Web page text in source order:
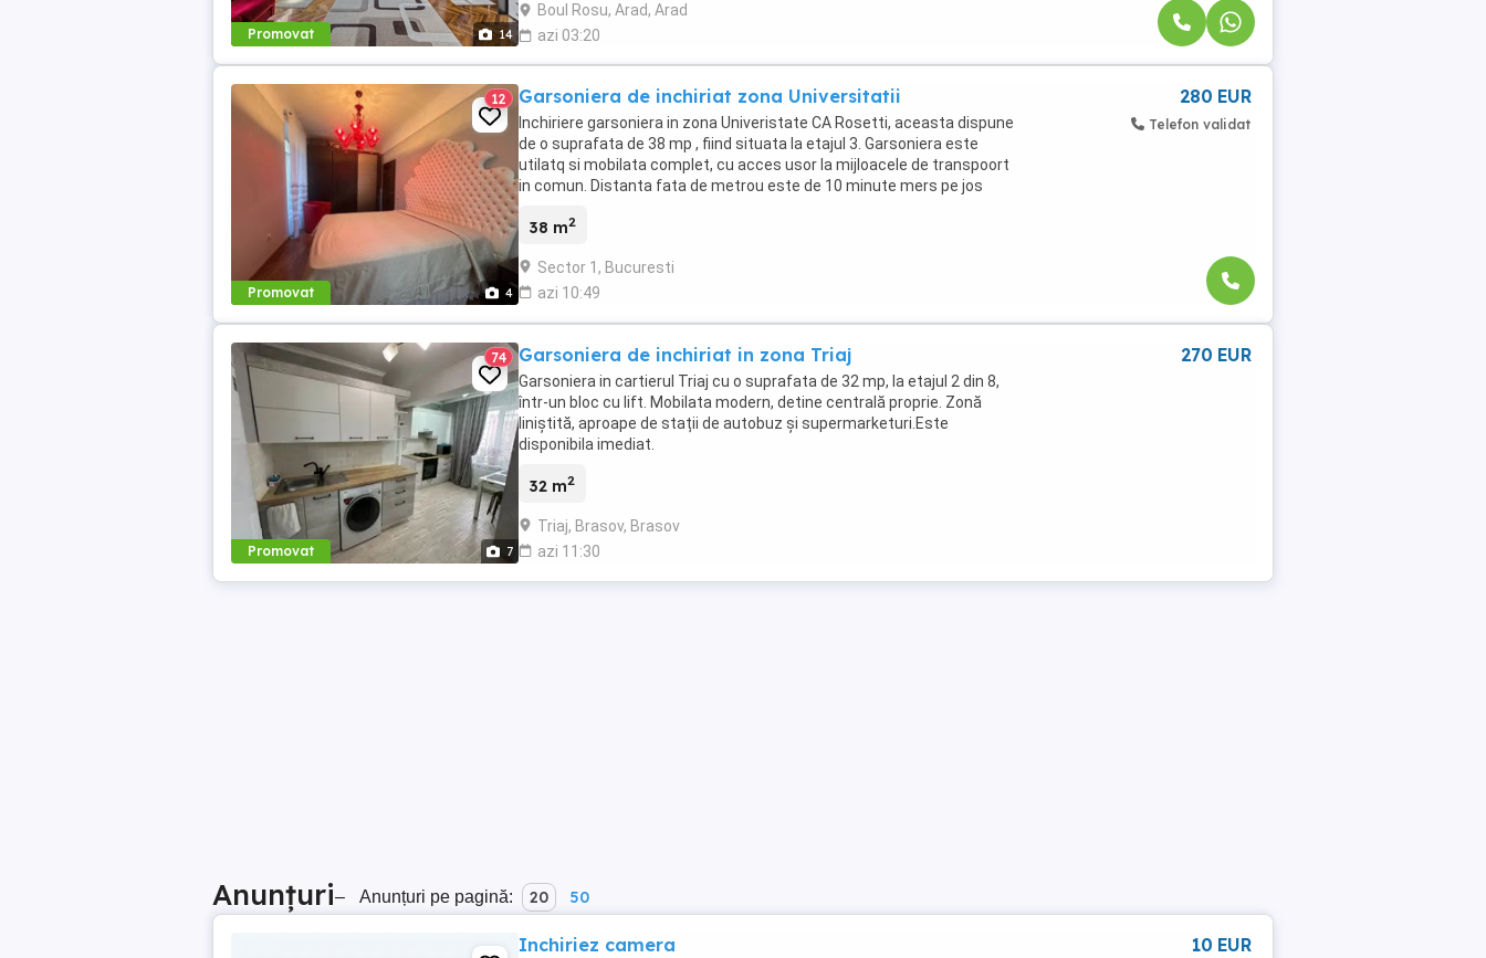
Promovat 14
Boul Rosu, Arad, Arad
azi 03:20
Promovat 4
12 Garsoniera de inchiriat zona Universitatii
Inchiriere garsoniera in zona Univeristate CA Rosetti, aceasta dispune
de o suprafata de 38 mp , fiind situata la etajul 3. Garsoniera este
utilatq si mobilata complet, cu acces usor la mijloacele de transpoort
in comun. Distanta fata de metrou este de 10 minute mers pe jos
38 m2
Sector 1, Bucuresti
azi 10:49
280 EUR
Telefon validat
Promovat 7
74 Garsoniera de inchiriat in zona Triaj
Garsoniera in cartierul Triaj cu o suprafata de 32 mp, la etajul 2 din 8,
într-un bloc cu lift. Mobilata modern, detine centrală proprie. Zonă
liniștită, aproape de stații de autobuz și supermarketuri.Este
disponibila imediat.
32 m2
Triaj, Brasov, Brasov
azi 11:30
270 EUR
Anunțuri– Anunțuri pe pagină: 20 50
Inchiriez camera 10 EUR